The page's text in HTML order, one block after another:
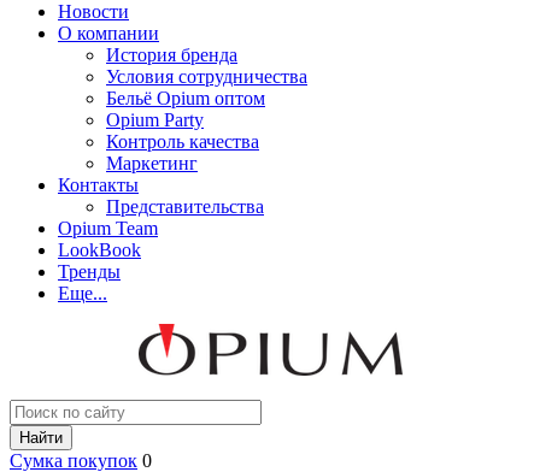
Новости
О компании
История бренда
Условия сотрудничества
Бельё Opium оптом
Opium Party
Контроль качества
Маркетинг
Контакты
Представительства
Opium Team
LookBook
Тренды
Еще...
Найти
Сумка покупок 0